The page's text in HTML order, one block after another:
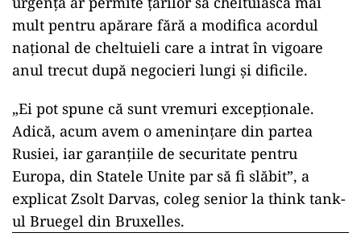
mult pentru apărare fără a modifica acordul
național de cheltuieli care a intrat în vigoare
anul trecut după negocieri lungi și dificile.
„Ei pot spune că sunt vremuri excepționale.
Adică, acum avem o amenințare din partea
Rusiei, iar garanțiile de securitate pentru
Europa, din Statele Unite par să fi slăbit”, a
explicat Zsolt Darvas, coleg senior la think tank-
ul Bruegel din Bruxelles.